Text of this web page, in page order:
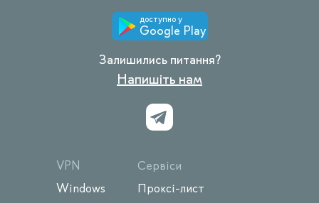
доступно у
Google Play
Залишились питання?
Напишіть нам
VPN
Windows
Сервіси
Проксі-лист